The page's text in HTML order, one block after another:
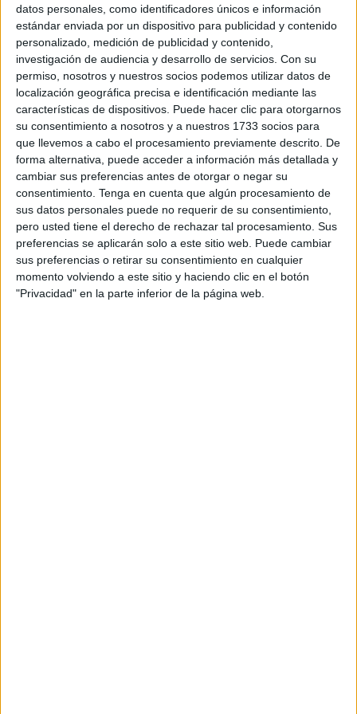
datos personales, como identificadores únicos e información
estándar enviada por un dispositivo para publicidad y contenido
personalizado, medición de publicidad y contenido,
investigación de audiencia y desarrollo de servicios. Con su
permiso, nosotros y nuestros socios podemos utilizar datos de
localización geográfica precisa e identificación mediante las
características de dispositivos. Puede hacer clic para otorgarnos
su consentimiento a nosotros y a nuestros 1733 socios para
que llevemos a cabo el procesamiento previamente descrito. De
forma alternativa, puede acceder a información más detallada y
cambiar sus preferencias antes de otorgar o negar su
consentimiento. Tenga en cuenta que algún procesamiento de
sus datos personales puede no requerir de su consentimiento,
pero usted tiene el derecho de rechazar tal procesamiento. Sus
preferencias se aplicarán solo a este sitio web. Puede cambiar
sus preferencias o retirar su consentimiento en cualquier
momento volviendo a este sitio y haciendo clic en el botón
"Privacidad" en la parte inferior de la página web.
Porque ese es el ámbito en el que un Estado con las